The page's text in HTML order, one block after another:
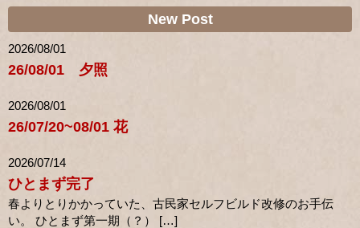
New Post
2026/08/01
26/08/01 夕照
2026/08/01
26/07/20~08/01 花
2026/07/14
ひとまず完了
春よりとりかかっていた、古民家セルフビルド改修のお手伝
い。 ひとまず第一期（？） […]